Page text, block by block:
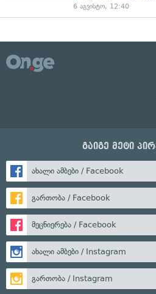
6 აგვისტო, 12:40
გაიგე მეტი
ახალი ამბები / Facebook
გართობა / Facebook
მეცნიერება / Facebook
ახალი ამბები / Instagram
გართობა / Instagram